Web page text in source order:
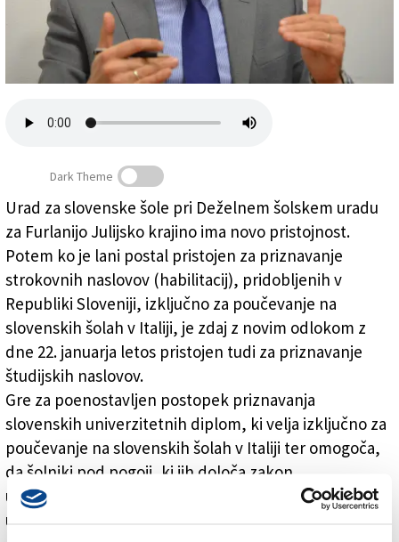
Uredništvo
Založnik
Urad za slovenske šole širi pristojnosti
Dark Theme
Urad za slovenske šole pri Deželnem šolskem uradu
za Furlanijo Julijsko krajino ima novo pristojnost.
Potem ko je lani postal pristojen za priznavanje
strokovnih naslovov (habilitacij), pridobljenih v
Republiki Sloveniji, izključno za poučevanje na
slovenskih šolah v Italiji, je zdaj z novim odlokom z
dne 22. januarja letos pristojen tudi za priznavanje
študijskih naslovov.
Gre za poenostavljen postopek priznavanja
slovenskih univerzitetnih diplom, ki velja izključno za
poučevanje na slovenskih šolah v Italiji ter omogoča,
da šolniki pod pogoji, ki jih določa zakon,
usposobljenost, pridobljeno v Sloveniji, uradno
uveljavljajo tudi v Italiji na naših šolah. Tudi to novo